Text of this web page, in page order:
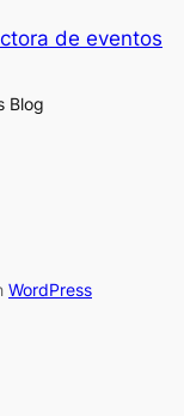
de eventos
Blog
WordPress